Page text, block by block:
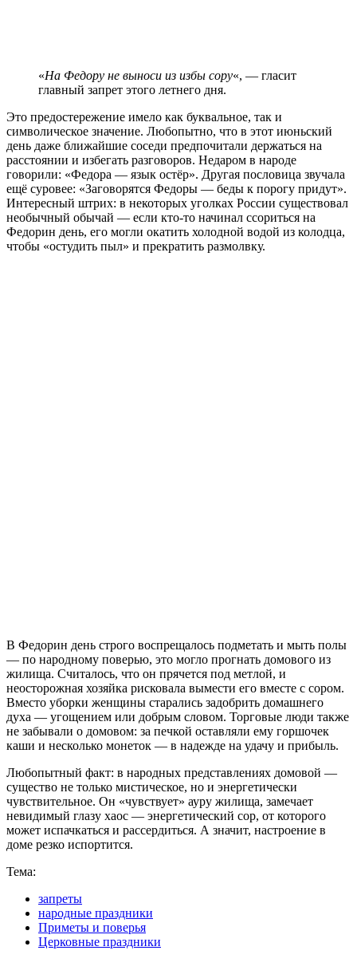
«На Федору не выноси из избы сору«, — гласит
главный запрет этого летнего дня.
Это предостережение имело как буквальное, так и
символическое значение. Любопытно, что в этот июньский
день даже ближайшие соседи предпочитали держаться на
расстоянии и избегать разговоров. Недаром в народе
говорили: «Федора — язык остёр». Другая пословица звучала
ещё суровее: «Заговорятся Федоры — беды к порогу придут».
Интересный штрих: в некоторых уголках России существовал
необычный обычай — если кто-то начинал ссориться на
Федорин день, его могли окатить холодной водой из колодца,
чтобы «остудить пыл» и прекратить размолвку.
В Федорин день строго воспрещалось подметать и мыть полы
— по народному поверью, это могло прогнать домового из
жилища. Считалось, что он прячется под метлой, и
неосторожная хозяйка рисковала вымести его вместе с сором.
Вместо уборки женщины старались задобрить домашнего
духа — угощением или добрым словом. Торговые люди также
не забывали о домовом: за печкой оставляли ему горшочек
каши и несколько монеток — в надежде на удачу и прибыль.
Любопытный факт: в народных представлениях домовой —
существо не только мистическое, но и энергетически
чувствительное. Он «чувствует» ауру жилища, замечает
невидимый глазу хаос — энергетический сор, от которого
может испачкаться и рассердиться. А значит, настроение в
доме резко испортится.
Тема:
запреты
народные праздники
Приметы и поверья
Церковные праздники